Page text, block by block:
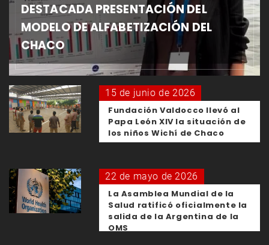
DESTACADA PRESENTACIÓN DEL
MODELO DE ALFABETIZACIÓN DEL
CHACO
15 de junio de 2026
Fundación Valdocco llevó al
Papa León XIV la situación de
los niños Wichí de Chaco
22 de mayo de 2026
La Asamblea Mundial de la
Salud ratificó oficialmente la
salida de la Argentina de la
OMS